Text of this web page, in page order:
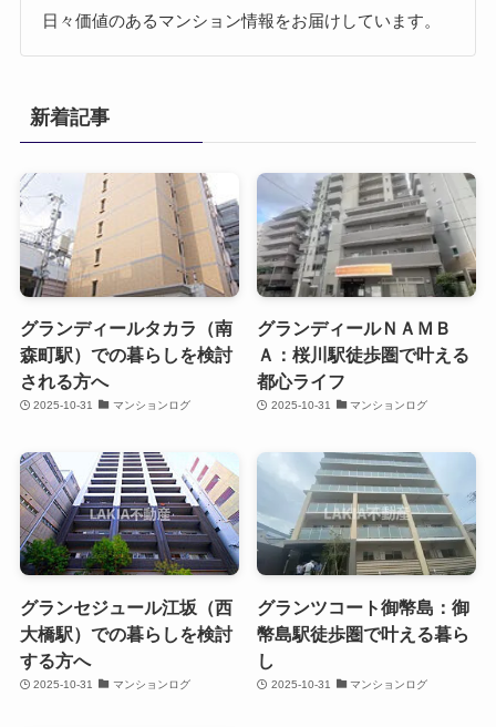
日々価値のあるマンション情報をお届けしています。
新着記事
グランディールタカラ（南
森町駅）での暮らしを検討
される方へ
2025-10-31 マンションログ
グランディールＮＡＭＢ
Ａ：桜川駅徒歩圏で叶える
都心ライフ
2025-10-31 マンションログ
グランセジュール江坂（西
大橋駅）での暮らしを検討
する方へ
2025-10-31 マンションログ
グランツコート御幣島：御
幣島駅徒歩圏で叶える暮ら
し
2025-10-31 マンションログ